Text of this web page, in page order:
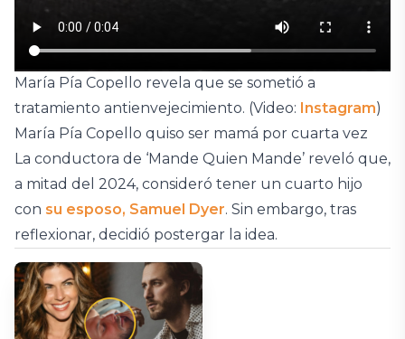
María Pía Copello revela que se sometió a
tratamiento antienvejecimiento. (Video: Instagram)
María Pía Copello quiso ser mamá por cuarta vez
La conductora de ‘Mande Quien Mande’ reveló que,
a mitad del 2024, consideró tener un cuarto hijo
con su esposo, Samuel Dyer. Sin embargo, tras
reflexionar, decidió postergar la idea.